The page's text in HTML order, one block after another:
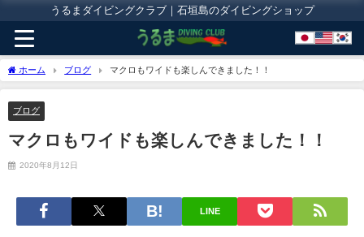
うるまダイビングクラブ｜石垣島のダイビングショップ
ホーム ブログ マクロもワイドも楽しんできました！！
ブログ
マクロもワイドも楽しんできました！！
2020年8月12日
LINE